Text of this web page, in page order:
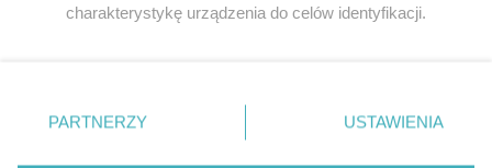
ODWIEDŹ RÓWNIEŻ:
charakterystykę urządzenia do celów identyfikacji.
zmienić/wycofać klikając przycisk ustawień prywatności
znajdujący się w lewym dolnym rogu strony
. Niektóre
PARTNERZY USTAWIENIA